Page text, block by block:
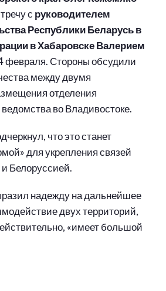
с руководителем
Республики Беларусь в
в Хабаровске Валерием
февраля. Стороны обсудили
между двумя
отделения
во Владивостоке.
что это станет
для укрепления связей
Белоруссией.
надежду на дальнейшее
двух территорий,
«имеет большой